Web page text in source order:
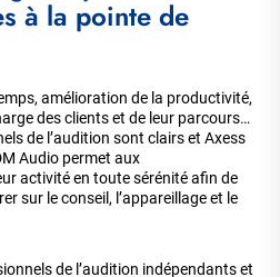
à la pointe de
amélioration de la productivité,
des clients et de leur parcours…
de l’audition sont clairs et Axess
Audio permet aux
activité en toute sérénité afin de
sur le conseil, l’appareillage et le
de l’audition indépendants et